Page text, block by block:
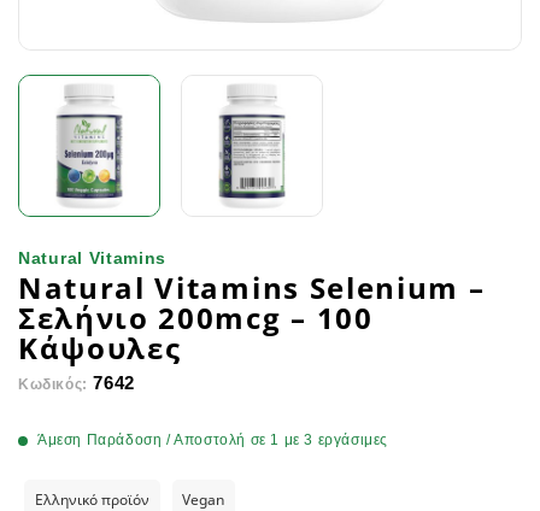
Natural Vitamins
Natural Vitamins Selenium –
Σελήνιο 200mcg – 100
Κάψουλες
Κωδικός: 7642
Άμεση Παράδοση / Αποστολή σε 1 με 3 εργάσιμες
Ελληνικό προϊόν Vegan